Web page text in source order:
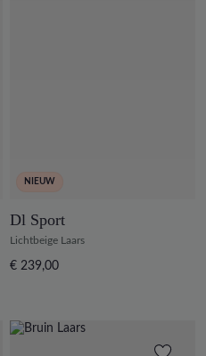
NIEUW
Dl Sport
Lichtbeige Laars
€ 239,00